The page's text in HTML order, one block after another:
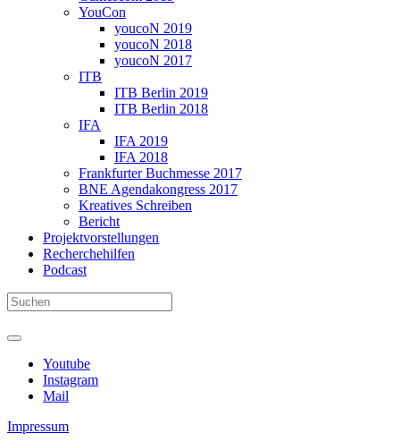
YouCon
youcoN 2019
youcoN 2018
youcoN 2017
ITB
ITB Berlin 2019
ITB Berlin 2018
IFA
IFA 2019
IFA 2018
Frankfurter Buchmesse 2017
BNE Agendakongress 2017
Kreatives Schreiben
Bericht
Projektvorstellungen
Recherchehilfen
Podcast
Youtube
Instagram
Mail
Impressum